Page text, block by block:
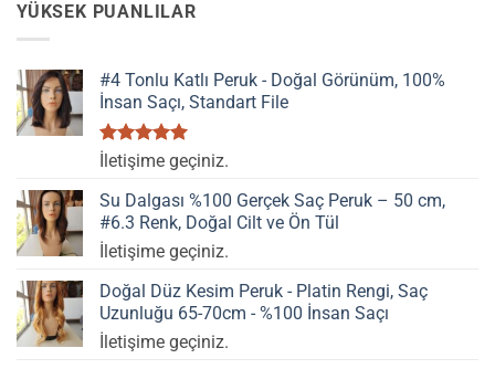
YÜKSEK PUANLILAR
#4 Tonlu Katlı Peruk - Doğal Görünüm, 100%
İnsan Saçı, Standart File
5 üzerinden
oy
aldı
İletişime geçiniz.
Su Dalgası %100 Gerçek Saç Peruk – 50 cm,
#6.3 Renk, Doğal Cilt ve Ön Tül
İletişime geçiniz.
Doğal Düz Kesim Peruk - Platin Rengi, Saç
Uzunluğu 65-70cm - %100 İnsan Saçı
İletişime geçiniz.